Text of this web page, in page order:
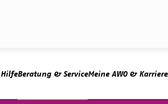
Beratung & ServiceMeine AWO & Karriere